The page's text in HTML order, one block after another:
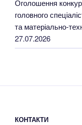
Оголошення
головного
та матеріально-
27.07.2026
КОНТАКТИ